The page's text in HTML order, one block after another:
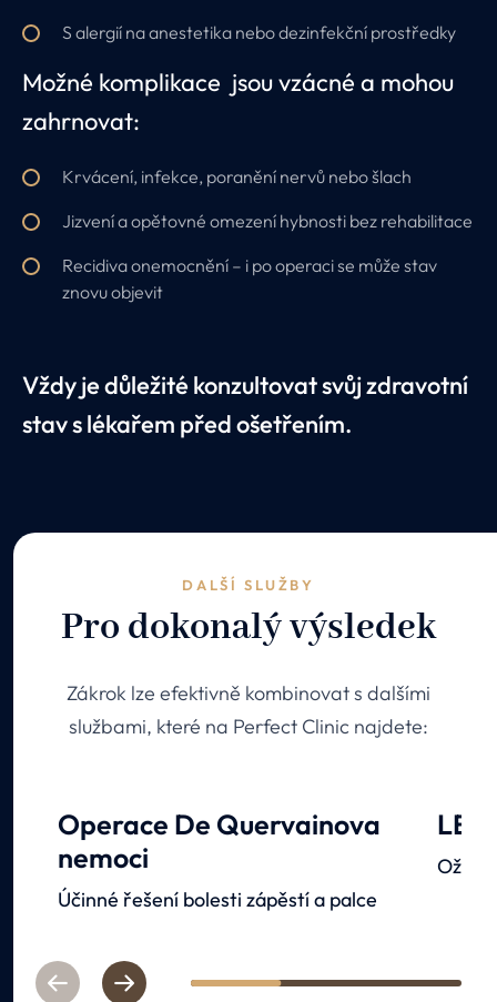
S alergií na anestetika nebo dezinfekční prostředky
Možné komplikace jsou vzácné a mohou
zahrnovat:
Krvácení, infekce, poranění nervů nebo šlach
Jizvení a opětovné omezení hybnosti bez rehabilitace
Recidiva onemocnění – i po operaci se může stav
znovu objevit
Vždy je důležité konzultovat svůj zdravotní
stav s lékařem před ošetřením.
DALŠÍ SLUŽBY
Pro dokonalý výsledek
Zákrok lze efektivně kombinovat s dalšími
službami, které na Perfect Clinic najdete:
Operace De Quervainova
nemoci
Účinné řešení bolesti zápěstí a palce
PreviousNext 1 2 3